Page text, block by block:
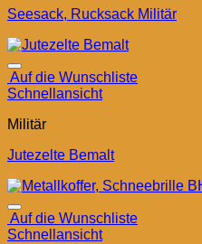
Seesack, Rucksack Militär
Auf die Wunschliste
Schnellansicht
Militär
Jutezelte Bemalt
Auf die Wunschliste
Schnellansicht